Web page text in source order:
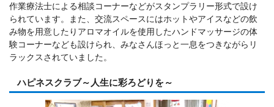
作業療法士による相談コーナーなどがスタンプラリー形式で設け
られています。また、交流スペースにはホットやアイスなどの飲
み物を用意したりアロマオイルを使用したハンドマッサージの体
験コーナーなども設けられ、みなさんほっと一息をつきながらリ
ラックスされていました。
ハピネスクラブ～人生に彩ろどりを～